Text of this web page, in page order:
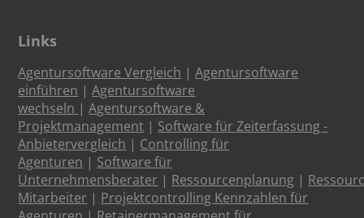
Links
Agentursoftware Vergleich |Agentursoftware
einführen |Agentursoftware
wechseln |Agentursoftware &
Projektmanagement | Software für Zeiterfassung -
Anbietervergleich | Controlling für
Agenturen | Software für
Unternehmensberater | Ressourcenplanung |
Mitarbeiter | Projektcontrolling Kennzahlen für